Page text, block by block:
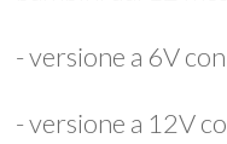
- versione a 6V
- versione a 12V